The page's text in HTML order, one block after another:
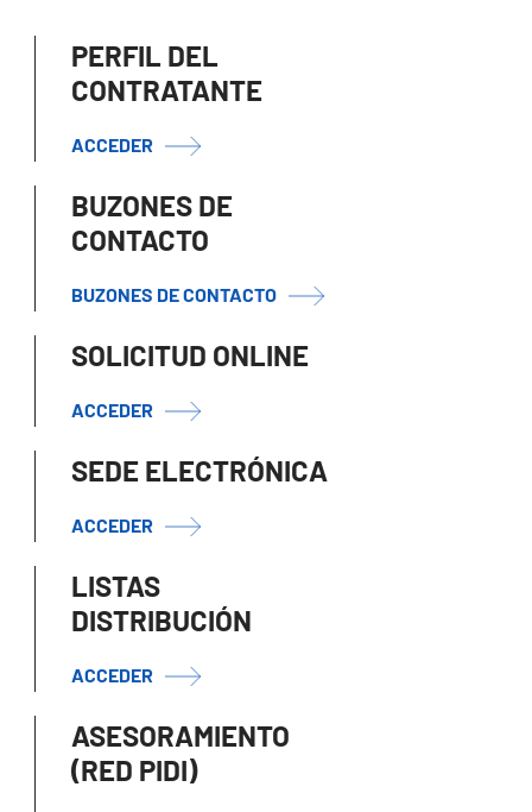
PERFIL DEL
CONTRATANTE
ACCEDER
BUZONES DE
CONTACTO
BUZONES DE CONTACTO
SOLICITUD ONLINE
ACCEDER
SEDE ELECTRÓNICA
ACCEDER
LISTAS
DISTRIBUCIÓN
ACCEDER
ASESORAMIENTO
(RED PIDI)